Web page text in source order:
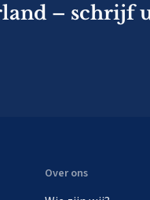
– schrijf
Over ons